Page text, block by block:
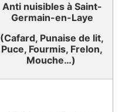
Anti nuisibles à Saint-
Germain-en-Laye
(Cafard, Punaise de lit,
Puce, Fourmis, Frelon,
Mouche…)